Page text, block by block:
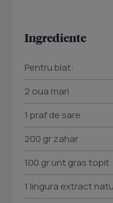
Ingrediente
Pentru blat:
2 oua mari
1 praf de sare
200 gr zahar
100 gr unt gras topit
1 lingura extract